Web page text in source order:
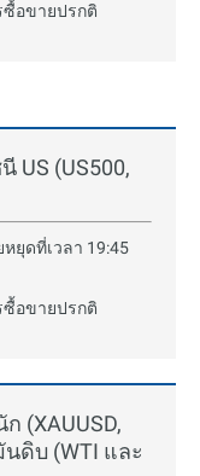
ซื้อขายปรกติ
US (US500,
ยุดที่เวลา 19:45
ซื้อขายปรกติ
(XAUUSD,
นดิบ (WTI และ